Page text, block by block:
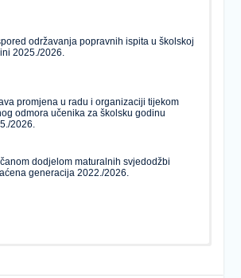
održavanja popravnih ispita u školskoj
2025./2026.
promjena u radu i organizaciji tijekom
odmora učenika za školsku godinu
2026.
dodjelom maturalnih svjedodžbi
generacija 2022./2026.